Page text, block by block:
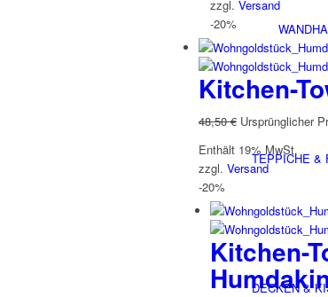
TEPPICHE &
DECKEN &
zzgl. Versand
-20%
Kitchen-
48,50€ Ursprünglicher
Enthält 19% MwSt.
zzgl. Versand
-20%
Kitchen-